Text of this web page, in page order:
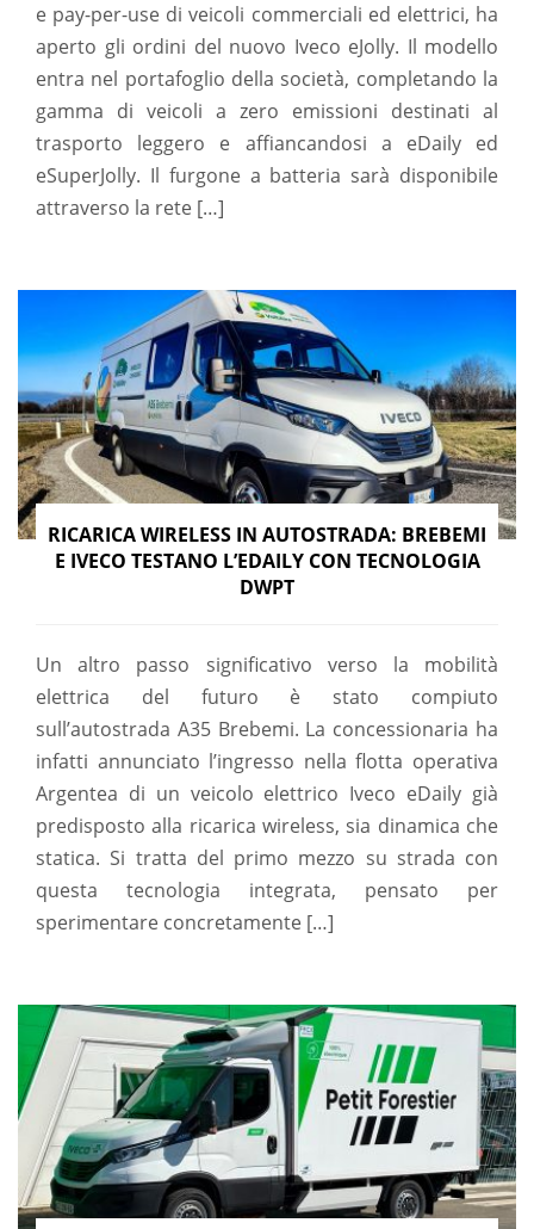
e pay-per-use di veicoli commerciali ed elettrici, ha
aperto gli ordini del nuovo Iveco eJolly. Il modello
entra nel portafoglio della società, completando la
gamma di veicoli a zero emissioni destinati al
trasporto leggero e affiancandosi a eDaily ed
eSuperJolly. Il furgone a batteria sarà disponibile
attraverso la rete […]
RICARICA WIRELESS IN AUTOSTRADA: BREBEMI
E IVECO TESTANO L’EDAILY CON TECNOLOGIA
DWPT
Un altro passo significativo verso la mobilità
elettrica del futuro è stato compiuto
sull’autostrada A35 Brebemi. La concessionaria ha
infatti annunciato l’ingresso nella flotta operativa
Argentea di un veicolo elettrico Iveco eDaily già
predisposto alla ricarica wireless, sia dinamica che
statica. Si tratta del primo mezzo su strada con
questa tecnologia integrata, pensato per
sperimentare concretamente […]